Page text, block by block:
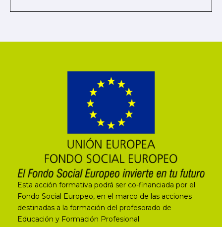
Esta acción formativa podrá ser co-financiada por el
Fondo Social Europeo, en el marco de las acciones
destinadas a la formación del profesorado de
Educación y Formación Profesional.